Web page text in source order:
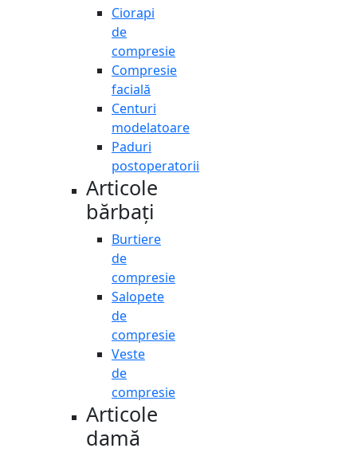
Ciorapi
de
compresie
Compresie
facială
Centuri
modelatoare
Paduri
postoperatorii
Articole
bărbați
Burtiere
de
compresie
Salopete
de
compresie
Veste
de
compresie
Articole
damă